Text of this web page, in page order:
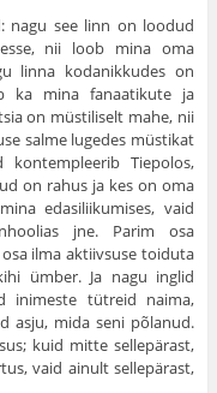
nagu see linn on loodud
nii loob mina oma
linna kodanikkudes on
ka mina fanaatikute ja
on müstiliselt mahe, nii
salme lugedes müstikat
Tiepolos,
on rahus ja kes on oma
edasiliikumises, vaid
jne. Parim osa
ilma aktiivsuse toiduta
ümber. Ja nagu inglid
inimeste tütreid naima,
asju, mida seni põlanud.
kuid mitte sellepärast,
vaid ainult sellepärast,